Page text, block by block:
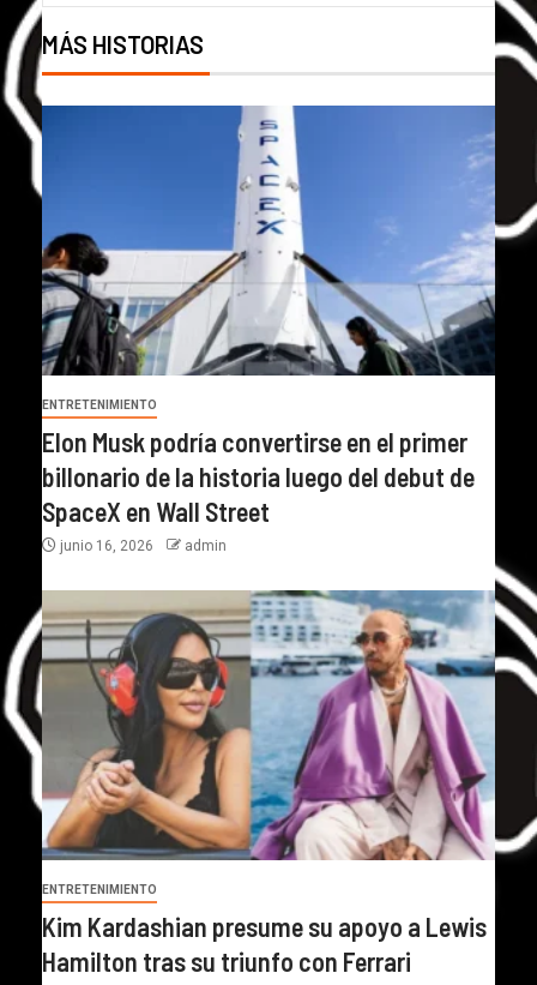
MÁS HISTORIAS
ENTRETENIMIENTO
Elon Musk podría convertirse en el primer
billonario de la historia luego del debut de
SpaceX en Wall Street
junio 16, 2026 admin
ENTRETENIMIENTO
Kim Kardashian presume su apoyo a Lewis
Hamilton tras su triunfo con Ferrari